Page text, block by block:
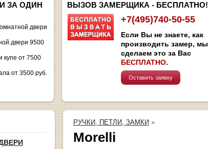
ЗА ОДИН
двери
двери 9500
купе от 7500
от 3500 руб.
ВЫЗОВ ЗАМЕРЩИКА - БЕСПЛАТНО!
+7(495)740-50-55
Если Вы не знаете, как
производить замер, мы
сделаем это за Вас
БЕСПЛАТНО.
Оставить заявку
РУЧКИ, ПЕТЛИ, ЗАМКИ »
Morelli